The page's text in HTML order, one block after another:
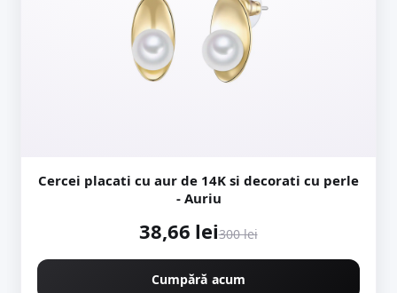
Cercei placati cu aur de 14K si decorati cu perle
- Auriu
38,66 lei300 lei
Cumpără acum